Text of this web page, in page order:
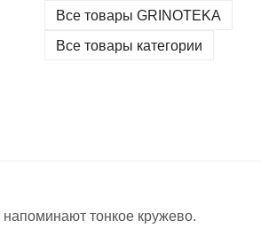
Все товары GRINOTEKA
Все товары категории
тонкое кружево.